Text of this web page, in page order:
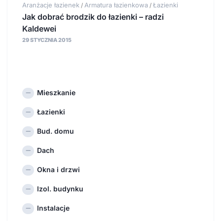
Aranżacje łazienek / Armatura łazienkowa / Łazienki
Jak dobrać brodzik do łazienki – radzi
Kaldewei
29 STYCZNIA 2015
Mieszkanie
Łazienki
Bud. domu
Dach
Okna i drzwi
Izol. budynku
Instalacje